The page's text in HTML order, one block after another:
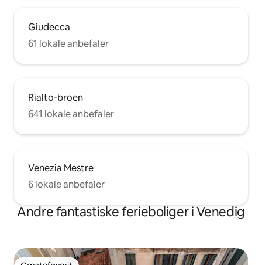
Giudecca
61 lokale anbefaler
Rialto-broen
641 lokale anbefaler
Venezia Mestre
6 lokale anbefaler
Andre fantastiske ferieboliger i Venedig